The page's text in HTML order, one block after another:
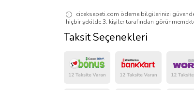
ciceksepeti.com ödeme bilgilerinizi
hiçbir şekilde 3. kişiler tarafından
Taksit Seçenekleri